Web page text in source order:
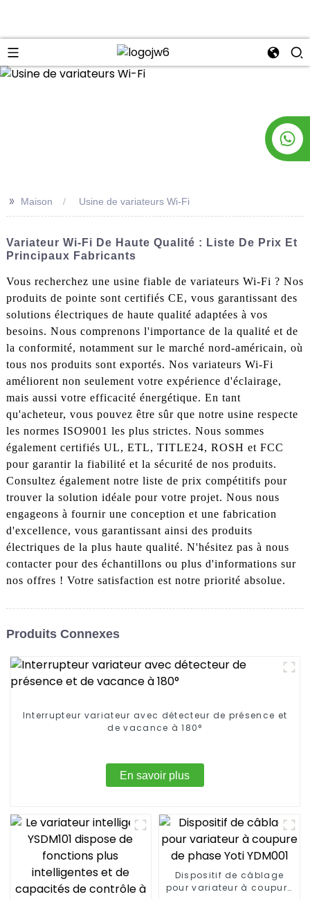
>> Maison Usine de variateurs Wi-Fi
Variateur Wi-Fi De Haute Qualité : Liste De Prix Et
Principaux Fabricants
Vous recherchez une usine fiable de variateurs Wi-Fi ? Nos
produits de pointe sont certifiés CE, vous garantissant des
solutions électriques de haute qualité adaptées à vos
besoins. Nous comprenons l'importance de la qualité et de
la conformité, notamment sur le marché nord-américain, où
tous nos produits sont exportés. Nos variateurs Wi-Fi
améliorent non seulement votre expérience d'éclairage,
mais aussi votre efficacité énergétique. En tant
qu'acheteur, vous pouvez être sûr que notre usine respecte
les normes ISO9001 les plus strictes. Nous sommes
également certifiés UL, ETL, TITLE24, ROSH et FCC
pour garantir la fiabilité et la sécurité de nos produits.
Consultez également notre liste de prix compétitifs pour
trouver la solution idéale pour votre projet. Nous nous
engageons à fournir une conception et une fabrication
d'excellence, vous garantissant ainsi des produits
électriques de la plus haute qualité. N'hésitez pas à nous
contacter pour des échantillons ou plus d'informations sur
nos offres ! Votre satisfaction est notre priorité absolue.
Produits Connexes
Interrupteur variateur avec détecteur de présence et
de vacance à 180°
En savoir plus
Dispositif de câblage
pour variateur à coupure